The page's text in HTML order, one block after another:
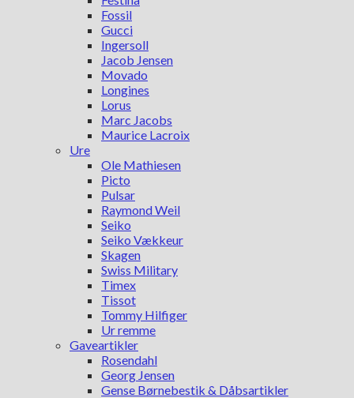
Fossil
Gucci
Ingersoll
Jacob Jensen
Movado
Longines
Lorus
Marc Jacobs
Maurice Lacroix
Ure
Ole Mathiesen
Picto
Pulsar
Raymond Weil
Seiko
Seiko Vækkeur
Skagen
Swiss Military
Timex
Tissot
Tommy Hilfiger
Ur remme
Gaveartikler
Rosendahl
Georg Jensen
Gense Børnebestik & Dåbsartikler